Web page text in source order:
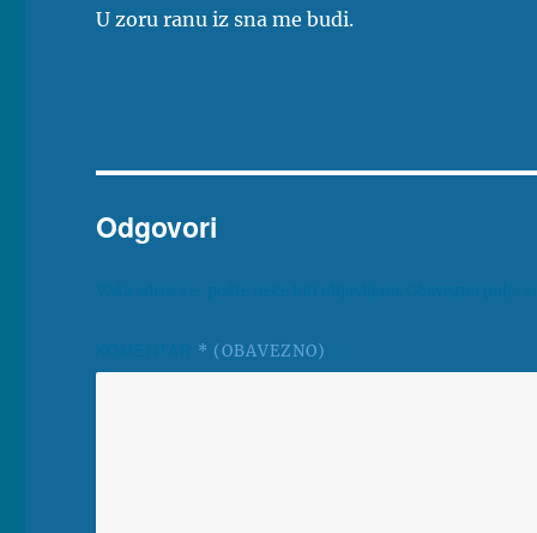
U zoru ranu iz sna me budi.
Odgovori
* (OBAVEZNO)